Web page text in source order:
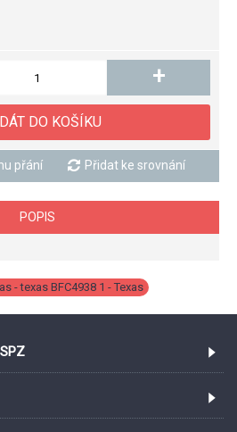
+
DÁT DO KOŠÍKU
přání Přidat ke srovnání
POPIS
- texas BFC4938 1 - Texas